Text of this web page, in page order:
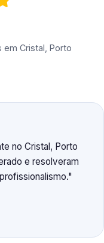
em Cristal, Porto
no Cristal, Porto
e resolveram